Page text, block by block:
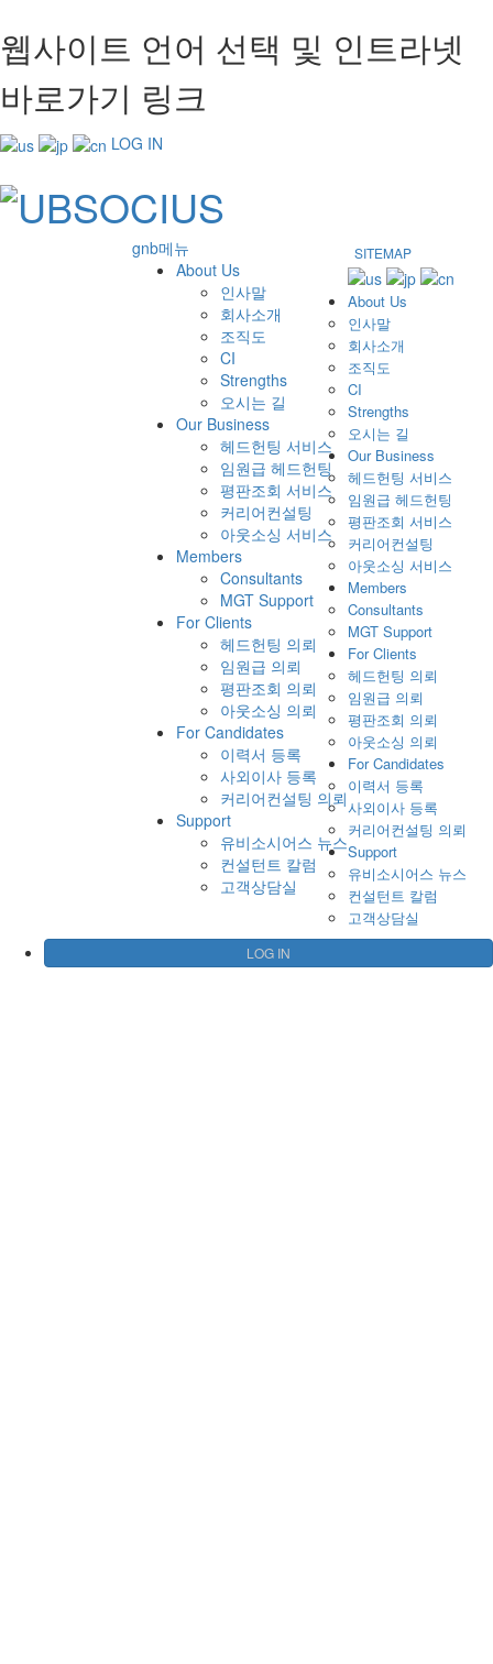
웹사이트 언어 선택 및 인트라넷
바로가기 링크
LOG IN
gnb메뉴
About Us
인사말
회사소개
조직도
CI
Strengths
오시는 길
Our Business
헤드헌팅 서비스
임원급 헤드헌팅
평판조회 서비스
커리어컨설팅
아웃소싱 서비스
Members
Consultants
MGT Support
For Clients
헤드헌팅 의뢰
임원급 의뢰
평판조회 의뢰
아웃소싱 의뢰
For Candidates
이력서 등록
사외이사 등록
커리어컨설팅 의뢰
Support
유비소시어스 뉴스
컨설턴트 칼럼
고객상담실
SITEMAP
About Us
인사말
회사소개
조직도
CI
Strengths
오시는 길
Our Business
헤드헌팅 서비스
임원급 헤드헌팅
평판조회 서비스
커리어컨설팅
아웃소싱 서비스
Members
Consultants
MGT Support
For Clients
헤드헌팅 의뢰
임원급 의뢰
평판조회 의뢰
아웃소싱 의뢰
For Candidates
이력서 등록
사외이사 등록
커리어컨설팅 의뢰
Support
유비소시어스 뉴스
컨설턴트 칼럼
고객상담실
LOG IN